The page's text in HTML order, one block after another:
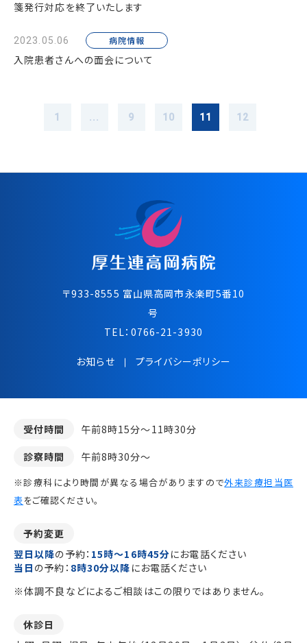
箋発行対応を終了いたします
2023.05.06 病院情報
入院患者さんへの面会について
1 ... 9 10 11 12
〒933-8555 富⼭県⾼岡市永楽町5番10
号
TEL： 0766-21-3930
お知らせ プライバシーポリシー
受付時間
午前8時15分～11時30分
診察時間
午前8時30分～
※診療科により時間が異なる場合がありますので外来診療担当医
表をご確認ください。
予約変更
翌日以降の予約： 15時～16時45分にお電話ください
当日 の予約： 8時30分以降 にお電話ください
※体調不良などによるご相談はこの限りではありません。
休診日